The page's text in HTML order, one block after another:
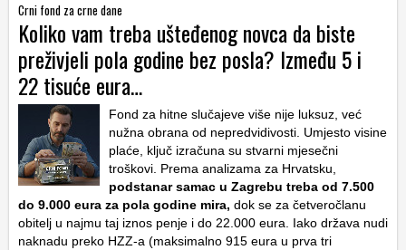
Crni fond za crne dane
Koliko vam treba ušteđenog novca da biste
preživjeli pola godine bez posla? Između 5 i
22 tisuće eura…
Fond za hitne slučajeve više nije luksuz, već
nužna obrana od nepredvidivosti. Umjesto visine
plaće, ključ izračuna su stvarni mjesečni
troškovi. Prema analizama za Hrvatsku,
podstanar samac u Zagrebu treba od 7.500
do 9.000 eura za pola godine mira, dok se za četveročlanu
obitelj u najmu taj iznos penje i do 22.000 eura. Iako država nudi
naknadu preko HZZ-a (maksimalno 915 eura u prva tri